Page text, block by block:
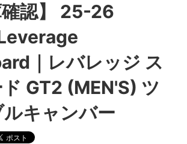
確認】 25-26
｜レバレッジ ス
GT2 (MEN'S) ツ
キャンバー